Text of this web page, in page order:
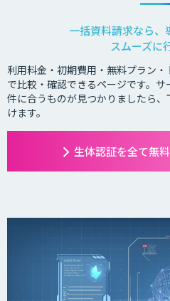
一括資料請求なら、
スムーズに
利用料金・初期費用・無料プラン
で比較・確認できるページです。
件に合うものが見つかりましたら
けます。
生体認証を全て無